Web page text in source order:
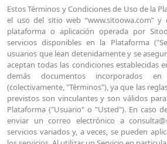
Estos Términos y Condiciones de Uso de la Plataforma Sitoowa regulan el uso del sitio web “www.sitoowa.com” y cualquier otro sitio web, plataforma o aplicación operada por Sitoowa (“Plataforma”) y los servicios disponibles en la Plataforma ("Servicios"). Pedimos a los usuarios que lean detenidamente y se aseguren de que comprenden y aceptan todas las condiciones establecidas en estos términos y en los demás documentos incorporados en ellos por referencia (colectivamente, "Términos"), ya que las reglas, obligaciones y derechos previstos son vinculantes y son válidos para todos los usuarios de la Plataforma ("Usuario" o "Usted"). En caso de duda, el Usuario puede enviar un correo electrónico a consulta@sitoowa.com. Ofrecemos servicios variados y, a veces, se pueden aplicar términos adicionales a los servicios. Al utilizar un Servicio en particular, usted estará sujeto a las pautas, términos y condiciones aplicables a ese Servicio. A menos que se indique lo contrario, cualquier característica nueva que aumente o mejore los Servicios actualmente disponibles, incluidas las nuevas versiones, estará sujeta automáticamente a los Términos. La plataforma opera con recursos contratados por Sitoowa a proveedores de servicios de alojamiento, de los cuales también aplican sus términos, condiciones y política de privacidad. Nuestro proveedor actual es DONWEB, por lo que te invitamos a visitar su sitio www.donweb.com para consultar la información referida a este tema. Si no estás de acuerdo con los Términos, te pedimos que no utilices la Plataforma, ni te registres ni envíes datos, ya sean personales o de otro tipo. Durante el uso de la Plataforma, Sitoowa y/o nuestros socios ("Socios") recopilarán y procesarán ciertos datos personales. Las reglas relacionadas con el tratamiento de datos personales por parte de Sitoowa están estipuladas en la Política de Privacidad. 1. REGISTRO DE USUARIO, CONTRASEÑA Y SEGURIDAD El uso de la Plataforma solo está disponible para las personas físicas o jurídicas que tengan capacidad legal para contratar los Servicios y para que se les asigne automáticamente la condición de Usuario, e implica la aceptación, en su totalidad y sin reservas, de todas las disposiciones incluidas en los Términos en la versión vigente en el momento del acceso a la Plataforma. La información requerida para el registro como Usuario se describe en la Política de privacidad. El registro del Usuario en la Plataforma está sujeto a la aceptación, por parte de Sitoowa, de los datos proporcionados por el Usuario (“Registro”). El Usuario será informado a través de su dirección de correo electrónico, dentro de los 3 (tres) días hábiles, de la aceptación o no de su Registro. Se permite más de 1 (un) registro por usuario. No se permite la transferencia, cesión, alquiler o venta de un Registro. En caso de no aceptación del Registro o cancelación del Registro de un Usuario por iniciativa y a criterio exclusivo de Sitoowa, el Usuario no podrá crear un nuevo Registro en la Plataforma, salvo autorización expresa de Sitoowa. Al registrarse en la Plataforma, el Usuario podrá utilizar los servicios prestados por Sitoowa declarando, por tanto, haber leído, comprendido y aceptado los respectivos términos de uso de cada uno de estos servicios, los cuales pasan a formar parte integral de estos Términos cuando se realiza el Registro. La contraseña del Usuario debe mantenerse confidencial y no debe ser compartida a terceros, ya que las actividades que se realicen en la Plataforma utilizando la contraseña serán siempre responsabilidad exclusiva del Usuario. Ni Sitoowa ni ninguno de sus empleados o agentes le solicitarán, por ningún medio, físico o electrónico, que informe o comparta su contraseña. El Usuario se compromete a informar a Sitoowa de forma inmediata sobre cualquier acceso no autorizado por parte de terceros a su cuenta de Usuario. 2. OBLIGACIONES DE REGISTRO DE USUARIO Al enviar información a Sitoowa, usted manifiesta y garantiza que toda la información proporcionada por cualquier medio es exacta, verdadera, completa y respeta la legislación vigente, asumiendo la responsabilidad, de manera única, exclusiva e integral, frente a Sitoowa y terceros respecto a dicha información. Podemos, a nuestro exclusivo criterio, tomar medidas para confirmar la exactitud, precisión, veracidad, integridad y legalidad de la información que nos proporcione. Es posible que le pidamos que envíe documentos adicionales y también usemos bases de datos públicas o privadas para verificar la información que proporcione. Si el Usuario proporciona información falsa, incorrecta, desactualizada o incompleta, o si Sitoowa tiene motivos para sospechar que la información del Usuario es falsa, incorrecta, desactualizada o incompleta, así como si el Usuario no está de acuerdo con los Términos o con cualquier información disponible en la Plataforma, Sitoowa tendrá derecho a suspender o eliminar el acceso del Usuario a los Servicios, sin previo aviso, así como a rechazar cualquier nuevo acceso a uno o más Servicios por parte del Usuario, sin el pago de ninguna multa y/o indemnización. SITOOWA, COMO OPERADORA DE DATOS, NO SE HACE RESPONSABLE DE LA CORRECCIÓN DE LOS DATOS PERSONALES INGRESADOS POR SUS USUARIOS. LOS USUARIOS GARANTIZAN Y RESPONDEN, EN CUALQUIER CASO, CIVIL Y PENALMENTE, DE LA VERDAD, EXACTITUD Y AUTENTICIDAD DE LOS DATOS PERSONALES REGISTRADOS. 3. DESCRIPCIÓN DE SERVICIOS, PRECIO Y PAGO Sitoowa no es un proveedor de ningún producto o servicio anunciado por los Usuarios. Sitoowa es un proveedor de servicios de provisión de espacio virtual consistente en la oferta de una tienda virtual en internet que brinda espacios para que los Usuarios publiciten y pongan a la venta sus propios productos y servicios para que cualquier interesado pueda adquirirlos, sin ningún tipo de intermediación de Sitoowa en la relación entre el Usuario y sus clientes. Una vez registrado en la Plataforma, el Usuario puede unirse a uno de los planes disponibles, los cuales tienen diferentes características. El Usuario podrá adherirse al plan